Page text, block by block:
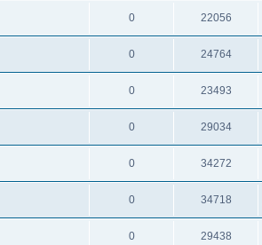
0 22056
0 24764
0 23493
0 29034
0 34272
0 34718
0 29438